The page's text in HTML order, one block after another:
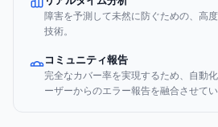
障害を予測して未然に防ぐための、高
技術。
コミュニティ報告
完全なカバー率を実現するため、自動
ーザーからのエラー報告を融合させてい